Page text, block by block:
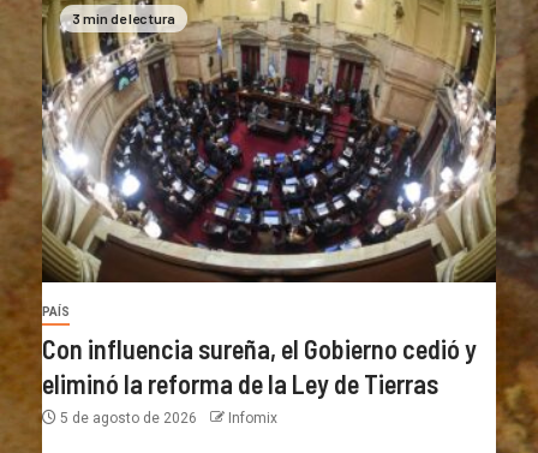
3 min de lectura
PAÍS
Con influencia sureña, el Gobierno cedió y
eliminó la reforma de la Ley de Tierras
5 de agosto de 2026 Infomix